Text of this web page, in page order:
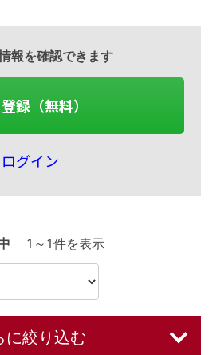
報を確認できます
録（無料）
ログイン
1 ～1件を表示
に絞り込む